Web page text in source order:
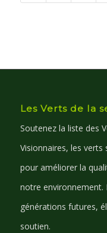
Les Verts de la
Soutenez la liste des
Visionnaires, les verts
pour améliorer la
notre environnement.
générations futures,
soutien.